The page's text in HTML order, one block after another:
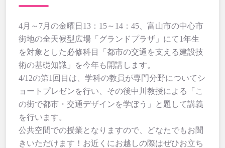
4月～7月の金曜日13：15～14：45、富山市の中心市
街地の全天候型広場「グランドプラザ」にて1年生
を対象とした必修科目「都市の交通を支える建設技
術の基礎知識」を今年も開講します。
4/12の第1回目は、学科の教員が専門分野についてシ
ョートプレゼンを行い、その後中川教授による「こ
の街で都市・交通デザインを学ぼう」と題して講義
を行います。
公共空間での授業となりますので、どなたでもお聞
きいただけます！お近くにお越しの際はぜひお立ち